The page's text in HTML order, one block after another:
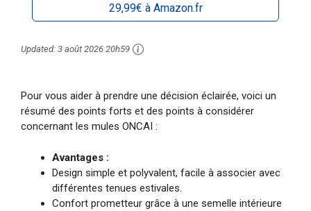
29,99€ à Amazon.fr
Updated: 3 août 2026 20h59
Pour vous aider à prendre une décision éclairée, voici un
résumé des points forts et des points à considérer
concernant les mules ONCAI :
Avantages :
Design simple et polyvalent, facile à associer avec
différentes tenues estivales.
Confort prometteur grâce à une semelle intérieure